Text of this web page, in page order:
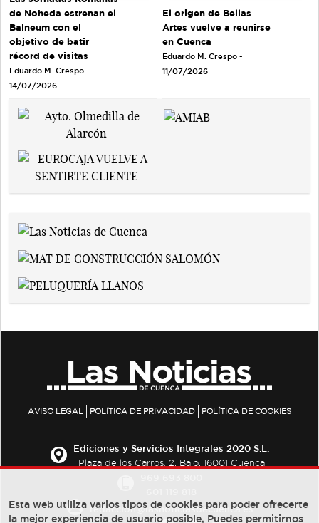
de Noheda estrenan el
Balneum con el
objetivo de batir
récord de visitas
Eduardo M. Crespo -
14/07/2026
El origen de Bellas
Artes vuelve a reunirse
en Cuenca
Eduardo M. Crespo -
11/07/2026
AVISO LEGAL POLÍTICA DE PRIVACIDAD POLÍTICA DE COOKIES
Ediciones y Servicios Integrales 2020 S.L.
Plaza de los Carros, 2. Bajo. 16001 Cuenca
redaccion@lasnoticiasdecuenca.es
Esta web utiliza varios tipos de cookies para poder ofrecerte
la mejor experiencia de usuario posible, Puedes permitirnos